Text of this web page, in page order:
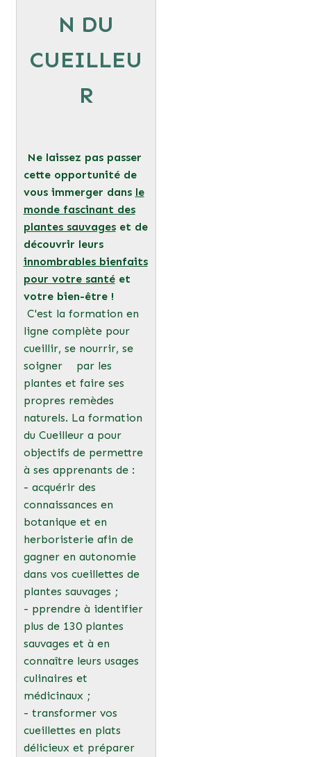
N DU
CUEILLEU
R
Ne laissez pas passer
cette opportunité de
vous immerger dans le
monde fascinant des
plantes sauvageset de
découvrir leurs
innombrables bienfaits
pour votre santéet
votre bien-être !
C'est la formation en
ligne complète pour
cueillir, se nourrir, se
soigner par les
plantes et faire ses
propres remèdes
naturels. La formation
du Cueilleur a pour
objectifs de permettre
à ses apprenants de :
- acquérir des
connaissances en
botanique et en
herboristerie afin de
gagner en autonomie
dans vos cueillettes de
plantes sauvages ;
- pprendre à identifier
plus de 130 plantes
sauvages et à en
connaître leurs usages
culinaires et
médicinaux ;
- transformer vos
cueillettes en plats
délicieux et préparer